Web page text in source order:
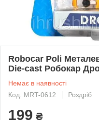
Robocar Poli
Die-cast Робокар
Немає в наявності
Код: MRT-0612
Роздріб
199 ₴